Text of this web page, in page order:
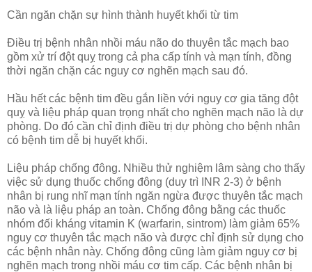
Cần ngăn chặn sự hình thành huyết khối từ tim
Điều trị bệnh nhân nhồi máu não do thuyên tắc mạch bao
gồm xử trí đột quỵ trong cả pha cấp tính và mạn tính, đồng
thời ngăn chặn các nguy cơ nghẽn mạch sau đó.
Hầu hết các bệnh tim đều gắn liền với nguy cơ gia tăng đột
quỵ và liệu pháp quan trọng nhất cho nghẽn mạch não là dự
phòng. Do đó cần chỉ định điều trị dự phòng cho bệnh nhân
có bệnh tim dễ bị huyết khối.
Liệu pháp chống đông. Nhiều thử nghiệm lâm sàng cho thấy
việc sử dụng thuốc chống đông (duy trì INR 2-3) ở bệnh
nhân bị rung nhĩ mạn tính ngăn ngừa được thuyên tắc mạch
não và là liệu pháp an toàn. Chống đông bằng các thuốc
nhóm đối kháng vitamin K (warfarin, sintrom) làm giảm 65%
nguy cơ thuyên tắc mạch não và được chỉ định sử dụng cho
các bệnh nhân này. Chống đông cũng làm giảm nguy cơ bị
nghẽn mạch trong nhồi máu cơ tim cấp. Các bệnh nhân bị